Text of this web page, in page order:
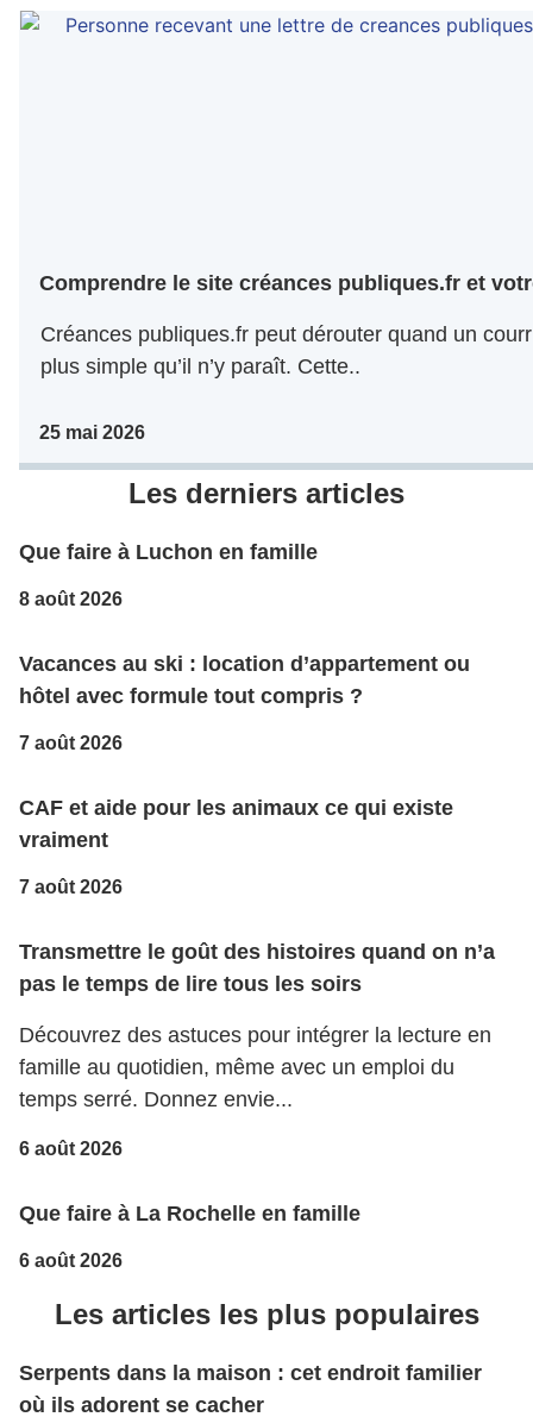
Comprendre le site créances publiques.fr et
Créances publiques.fr peut dérouter quand un
plus simple qu’il n’y paraît. Cette..
25 mai 2026
Les derniers articles
Que faire à Luchon en famille
8 août 2026
Vacances au ski : location d’appartement ou
hôtel avec formule tout compris ?
7 août 2026
CAF et aide pour les animaux ce qui existe
vraiment
7 août 2026
Transmettre le goût des histoires quand on n’a
pas le temps de lire tous les soirs
Découvrez des astuces pour intégrer la lecture en
famille au quotidien, même avec un emploi du
temps serré. Donnez envie...
6 août 2026
Que faire à La Rochelle en famille
6 août 2026
Les articles les plus populaires
Serpents dans la maison : cet endroit familier
où ils adorent se cacher